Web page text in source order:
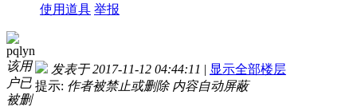
使用道具 举报
pqlyn
该用
户已
被删
发表于 2017-11-12 04:44:11 | 显示全部楼层
提示: 作者被禁止或删除 内容自动屏蔽